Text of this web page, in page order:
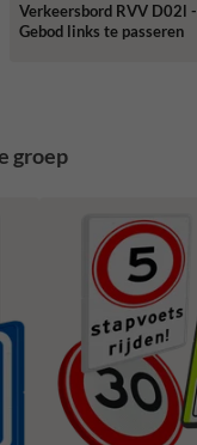
Verkeersbord RVV D02l -
Gebod links te passeren
groep